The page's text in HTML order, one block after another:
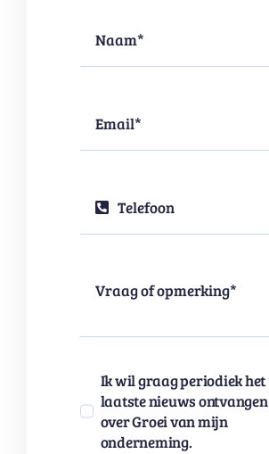
Ik wil graag periodiek het
laatste nieuws ontvangen
over Groei van mijn
onderneming.